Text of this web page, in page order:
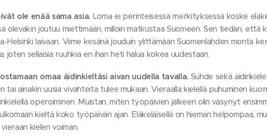
ole enää sama asia. Loma ei perinteisessä merkityksessä koske
olevakin joutuu miettimään, milloin matkustaa Suomeen. Sen tiedän, että
Helsinki laivaan. Viime kesänä jouduin ylittämään Suomenlahden monta
joten sellaisia ruuhkia en ihan heti halua kokea uudestaan.
omaa äidinkieltäsi aivan uudella tavalla. Suhde sekä
tai ainakin uusia vivahteita tulee mukaan. Vieraalla kielellä puhuminen
operoiminen. Muistan, miten työpäivien jälkeen olin väsynyt
kieltä koko työpäivän ajan. Eläkeläisellä on hieman helpompaa,
kielen voiman.